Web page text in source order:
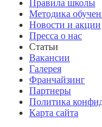
Правила школы
Методика
Новости и акции
Пресса о нас
Статьи
Вакансии
Галерея
Франчайзинг
Партнеры
Политика
Карта сайта